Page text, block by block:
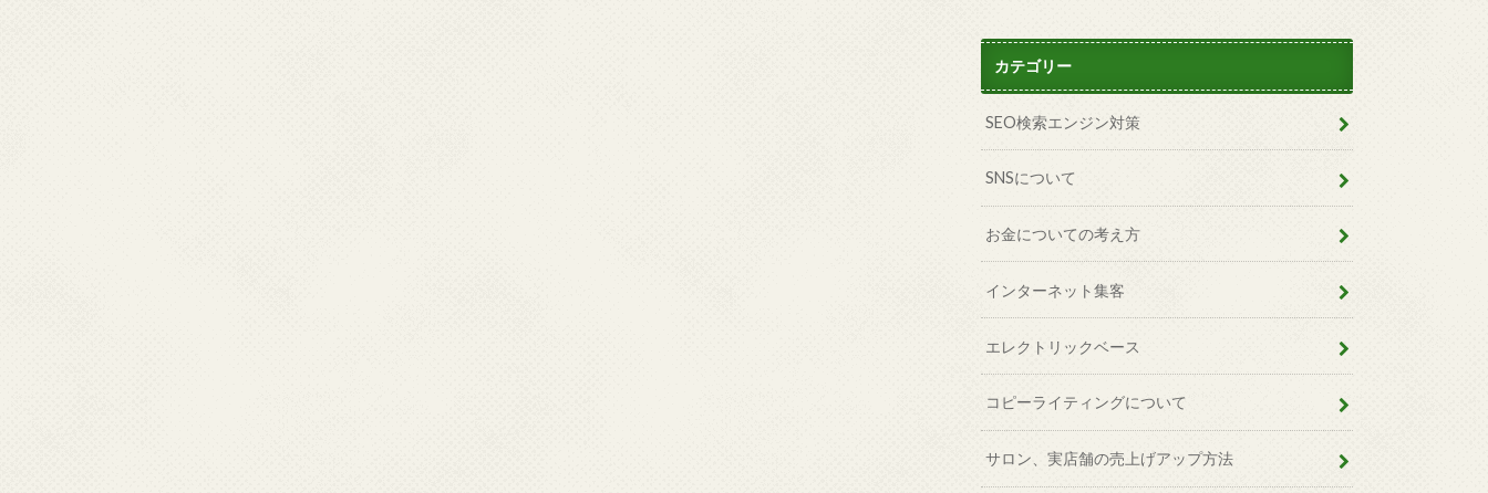
カテゴリー
SEO検索エンジン対策
SNSについて
お金についての考え方
インターネット集客
エレクトリックベース
コピーライティングについて
サロン、実店舗の売上げアップ方法